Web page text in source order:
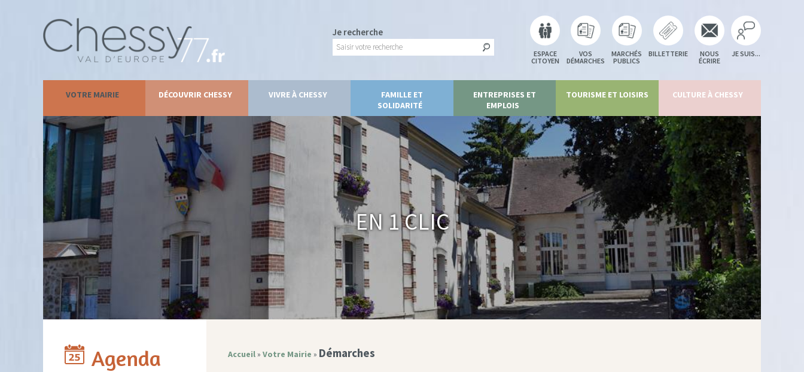
Je recherche
ESPACE
CITOYEN
VOS
DÉMARCHES
MARCHÉS
PUBLICS
BILLETTERIE
NOUS
ÉCRIRE
JE SUIS...
VOTRE MAIRIE DÉCOUVRIR CHESSY VIVRE À CHESSY
FAMILLE ET
SOLIDARITÉ
ENTREPRISES ET
EMPLOIS
TOURISME ET LOISIRS CULTURE À CHESSY
En 1 clic
Agenda Accueil» Votre Mairie » Démarches